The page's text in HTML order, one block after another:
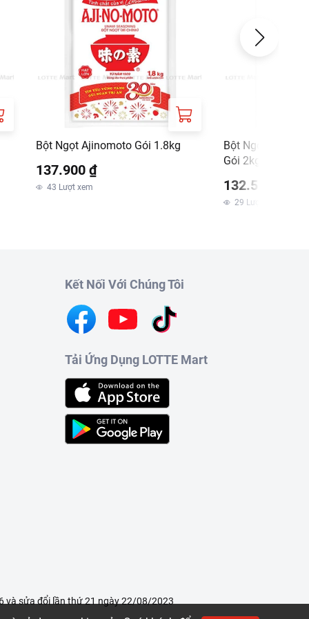
Bột Ngọt Ajinomoto Gói 1.8kg
137.900 ₫
43 Lượt xem
Bột Ngọt
Gói 2kg
132.500 ₫
29 Lượt xem
Kết Nối Với Chúng Tôi
Tải Ứng Dụng LOTTE Mart
và sửa đổi lần thứ 21 ngày 22/08/2023